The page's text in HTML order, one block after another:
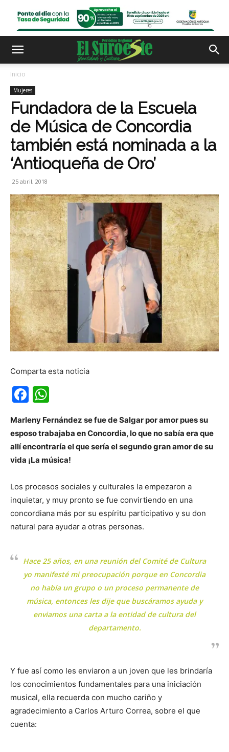
Inicio
Mujeres
Fundadora de la Escuela
de Música de Concordia
también está nominada a la
‘Antioqueña de Oro’
25 abril, 2018
Comparta esta noticia
Facebook
Marleny Fernández se fue de Salgar por amor pues su
esposo trabajaba en Concordia, lo que no sabía era que
allí encontraría el que sería el segundo gran amor de su
vida ¡La música!
Los procesos sociales y culturales la empezaron a
inquietar, y muy pronto se fue convirtiendo en una
concordiana más por su espíritu participativo y su don
natural para ayudar a otras personas.
Hace 25 años, en una reunión del Comité de Cultura
yo manifesté mi preocupación porque en Concordia
no había un grupo o un proceso permanente de
música, entonces les dije que buscáramos ayuda y
enviamos una carta a la entidad de cultura del
departamento.
Y fue así como les enviaron a un joven que les brindaría
los conocimientos fundamentales para una iniciación
musical, ella recuerda con mucho cariño y
agradecimiento a Carlos Arturo Correa, sobre el que
cuenta: